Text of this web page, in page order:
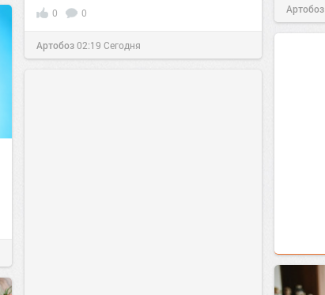
0 0
Артобоз02:19 Сегодня
Артобоз